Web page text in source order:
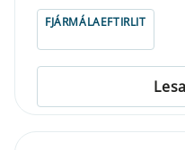
FJÁRMÁLAEFTIRLIT